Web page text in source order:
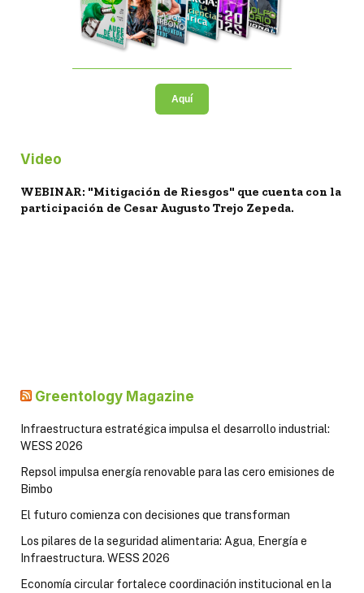
Aquí
Video
WEBINAR: "Mitigación de Riesgos" que cuenta con la
participación de Cesar Augusto Trejo Zepeda.
Greentology Magazine
Infraestructura estratégica impulsa el desarrollo industrial:
WESS 2026
Repsol impulsa energía renovable para las cero emisiones de
Bimbo
El futuro comienza con decisiones que transforman
Los pilares de la seguridad alimentaria: Agua, Energía e
Infraestructura. WESS 2026
Economía circular fortalece coordinación institucional en la